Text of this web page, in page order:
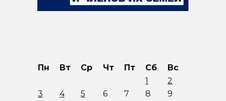
Пн Вт Ср Чт Пт Сб
Вс
1
2
3
4 5 6 7 8
9